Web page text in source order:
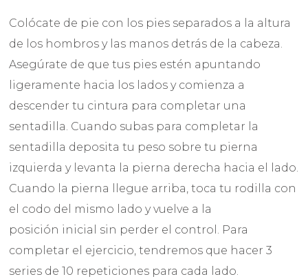
Colócate de pie con los pies separados a la altura
de los hombros y las manos detrás de la cabeza.
Asegúrate de que tus pies estén apuntando
ligeramente hacia los lados y comienza a
descender tu cintura para completar una
sentadilla. Cuando subas para completar la
sentadilla deposita tu peso sobre tu pierna
izquierda y levanta la pierna derecha hacia el lado.
Cuando la pierna llegue arriba, toca tu rodilla con
el codo del mismo lado y vuelve a la
posición inicial sin perder el control. Para
completar el ejercicio, tendremos que hacer 3
series de 10 repeticiones para cada lado.